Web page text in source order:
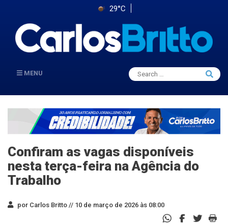
29°C
MENU
Search
for:
Search
Confiram as vagas disponíveis
nesta terça-feira na Agência do
Trabalho
por Carlos Britto // 10 de março de 2026 às 08:00